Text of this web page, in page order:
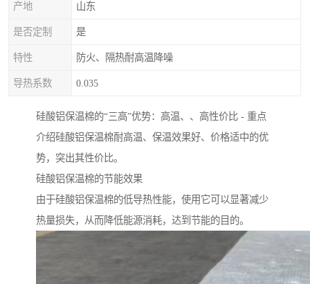
产地 山东
是否定制 是
特性 防火、隔热耐高温降噪
导热系数 0.035
硅酸铝保温棉的“三高”优势：高温、、高性价比 - 重点
介绍硅酸铝保温棉耐高温、保温效果好、价格适中的优
势，突出其性价比。
硅酸铝保温棉的节能效果
由于硅酸铝保温棉的低导热性能，使用它可以显著减少
热量损失，从而降低能源消耗，达到节能的目的。